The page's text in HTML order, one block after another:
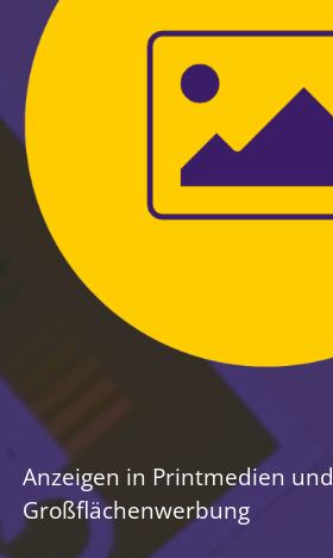
Anzeigen in Printmedien und
Großflächenwerbung